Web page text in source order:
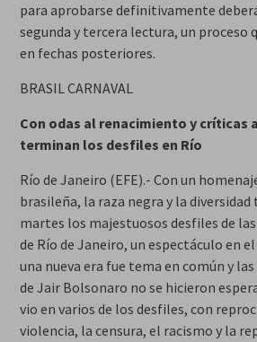
para aprobarse definitivamente
segunda y tercera lectura, un proceso
en fechas posteriores.
BRASIL CARNAVAL
Con odas al renacimiento y críticas
terminan los desfiles en Río
Río de Janeiro (EFE).- Con un
brasileña, la raza negra y la
martes los majestuosos desfiles de las
de Río de Janeiro, un espectáculo en
una nueva era fue tema en común y
de Jair Bolsonaro no se hicieron
vio en varios de los desfiles, con
violencia, la censura, el racismo y la